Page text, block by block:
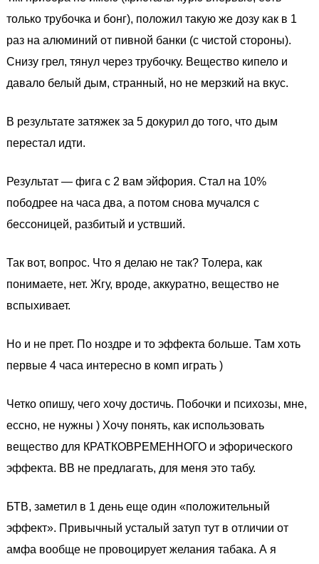
только трубочка и бонг), положил такую же дозу как в 1
раз на алюминий от пивной банки (с чистой стороны).
Снизу грел, тянул через трубочку. Вещество кипело и
давало белый дым, странный, но не мерзкий на вкус.
В результате затяжек за 5 докурил до того, что дым
перестал идти.
Результат — фига с 2 вам эйфория. Стал на 10%
пободрее на часа два, а потом снова мучался с
бессоницей, разбитый и уствший.
Так вот, вопрос. Что я делаю не так? Толера, как
понимаете, нет. Жгу, вроде, аккуратно, вещество не
вспыхивает.
Но и не прет. По ноздре и то эффекта больше. Там хоть
первые 4 часа интересно в комп играть )
Четко опишу, чего хочу достичь. Побочки и психозы, мне,
ессно, не нужны ) Хочу понять, как использовать
вещество для КРАТКОВРЕМЕННОГО и эфорического
эффекта. ВВ не предлагать, для меня это табу.
БТВ, заметил в 1 день еще один «положительный
эффект». Привычный усталый затуп тут в отличии от
амфа вообще не провоцирует желания табака. А я